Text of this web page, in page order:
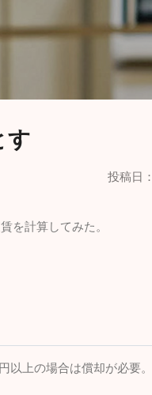
す
投稿日：
を計算してみた。
上の場合は償却が必要。